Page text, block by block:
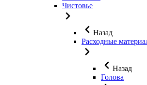
Чистовье
Назад
Расходные
Назад
Голова